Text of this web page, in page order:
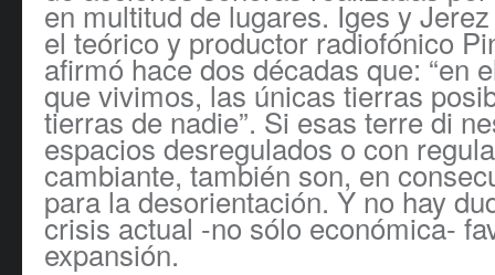
en multitud de lugares. Iges y
el teórico y productor radiofónico
afirmó hace dos décadas que: “en
que vivimos, las únicas tierras
tierras de nadie”. Si esas terre di
espacios desregulados o con
cambiante, también son, en
para la desorientación. Y no hay
crisis actual -no sólo económica-
expansión.